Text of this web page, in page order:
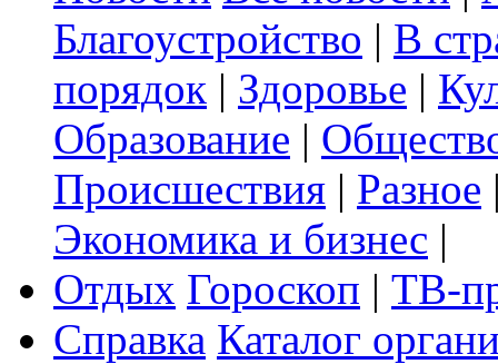
Благоустройство | В
порядок | Здоровье |
Образование |
Происшествия | Разное
Экономика и бизнес |
Отдых Гороскоп | ТВ-
Справка Каталог